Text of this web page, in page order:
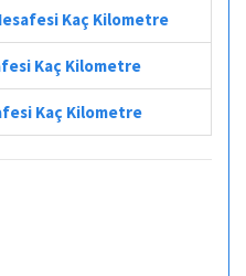
Kaç Kilometre
Kaç Kilometre
Kaç Kilometre